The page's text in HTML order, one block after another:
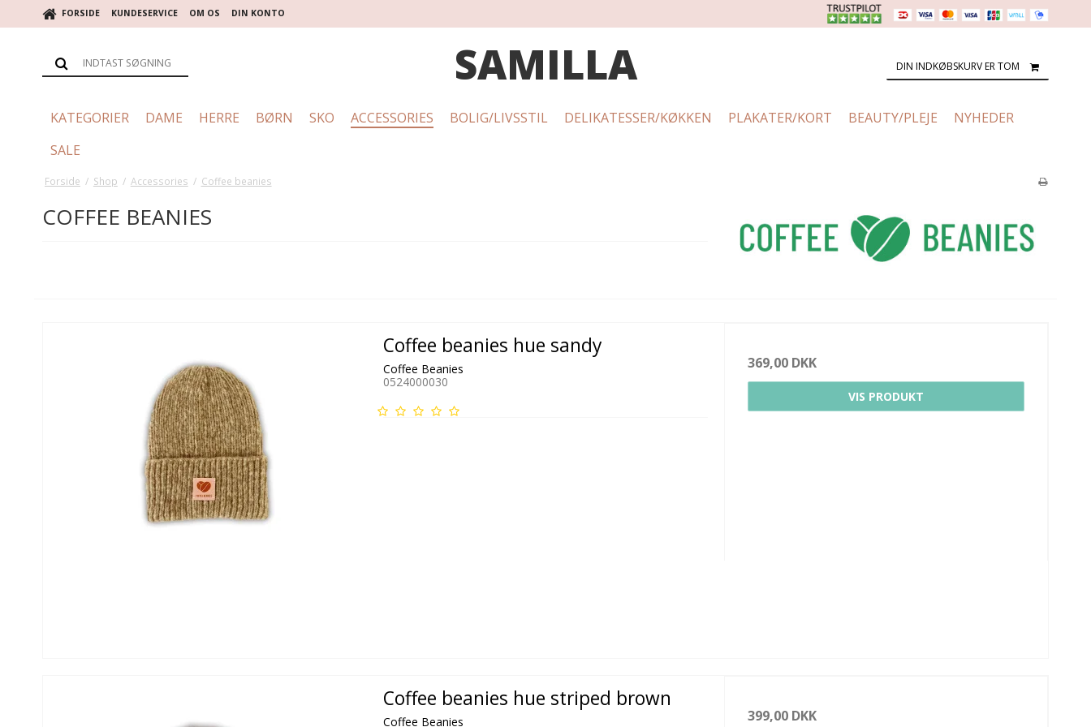
FORSIDE KUNDESERVICE OM OS DIN KONTO
SAMILLA DIN INDKØBSKURV ER TOM
KATEGORIER DAME HERRE BØRN SKO ACCESSORIES BOLIG/LIVSSTIL DELIKATESSER/KØKKEN PLAKATER/KORT BEAUTY/PLEJE
NYHEDER
SALE
Forside / Shop / Accessories / Coffee beanies
COFFEE BEANIES
Coffee beanies hue sandy
Coffee Beanies
0524000030
369,00 DKK
VIS PRODUKT
Coffee beanies hue striped brown
Coffee Beanies
399,00 DKK